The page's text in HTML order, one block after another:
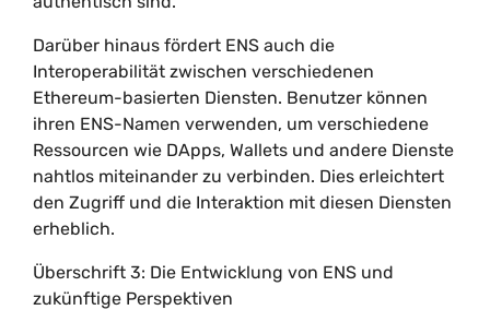
Darüber hinaus fördert ENS auch die
Interoperabilität zwischen verschiedenen
Ethereum-basierten Diensten. Benutzer können
ihren ENS-Namen verwenden, um verschiedene
Ressourcen wie DApps, Wallets und andere Dienste
nahtlos miteinander zu verbinden. Dies erleichtert
den Zugriff und die Interaktion mit diesen Diensten
erheblich.
Überschrift 3: Die Entwicklung von ENS und
zukünftige Perspektiven